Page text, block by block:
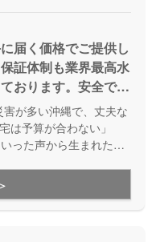
届く価格でご提供し
証体制も業界最高水
おります。安全で快
リート住宅ランキン
害が多い沖縄で、丈夫な
は予算が合わない」
った声から生まれたブ
、実績も保証も万全で
っくりこなかった方に、